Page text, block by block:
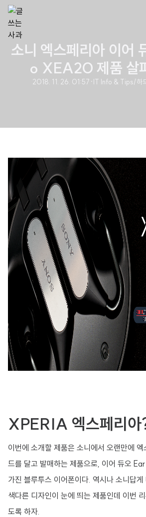
소니 엑스페리아 이어
o XEA20 제품 살
2018. 11. 26. 01:57 ·IT Info & Tips/하
XPERIA 엑스페리아
이번에 소개할 제품은 소니에서 오랜만에
드를 달고 발매하는 제품으로, 이어 듀오
가진 블루투스 이어폰이다. 역시나 소니답
색다른 디자인이 눈에 띄는 제품인데 이번
도록 하자.